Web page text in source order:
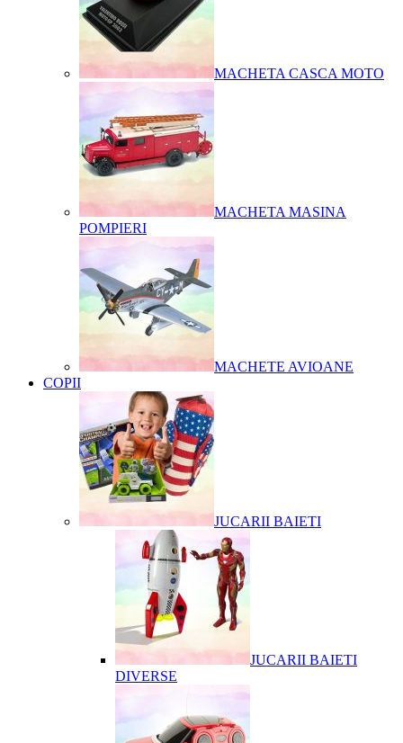
MACHETA CASCA MOTO
MACHETA MASINA
POMPIERI
MACHETE AVIOANE
COPII
JUCARII BAIETI
JUCARII BAIETI
DIVERSE